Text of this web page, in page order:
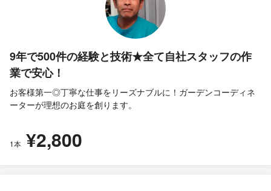
9年で500件の経験と技術★全て自社スタッフの作
業で安心！
お客様第一◎丁寧な仕事をリーズナブルに！ガーデンコーディネ
ーターが理想のお庭を創ります。
1本 ¥2,800